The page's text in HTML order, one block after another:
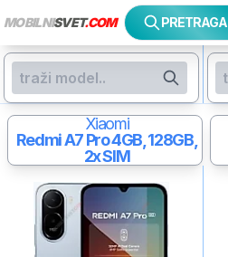
MOBILNISVET.COM PRETRAGA
Xiaomi
Redmi A7 Pro4GB, 128GB,
2x SIM